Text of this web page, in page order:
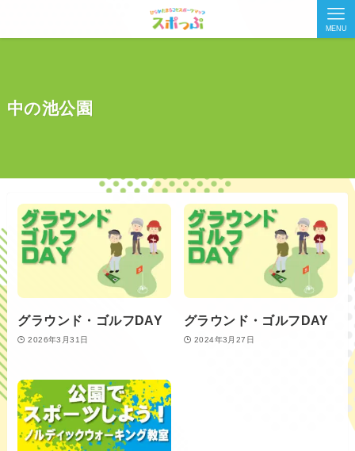
MENU
中の池公園
グラウンド・ゴルフDAY
2026年3月31日
グラウンド・ゴルフDAY
2024年3月27日